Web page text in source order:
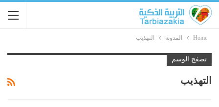
Home المدونة التهذيب
تصفح الوسم
التهذيب